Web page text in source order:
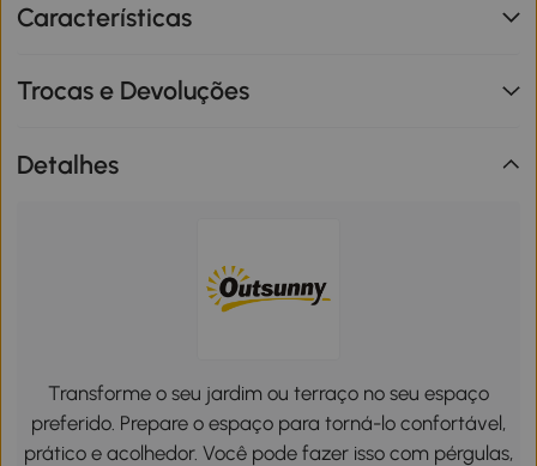
Características
Trocas e Devoluções
Detalhes
Transforme o seu jardim ou terraço no seu espaço
preferido. Prepare o espaço para torná-lo confortável,
prático e acolhedor. Você pode fazer isso com pérgulas,